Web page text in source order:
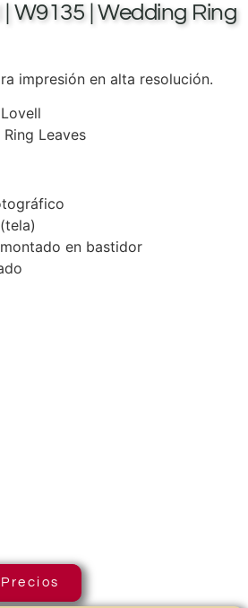
W9135 | Wedding Ring
impresión en alta resolución.
Leaves
en bastidor